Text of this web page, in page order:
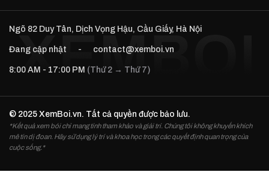
Ngõ 82 Duy Tân, Dịch Vọng Hậu, Cầu Giấy, Hà Nội
Đang cập nhật - contact@xemboi.vn
8:00 AM - 17:00 PM (Thứ 2 → Thứ 7)
© 2025 XemBoi.vn. Tất cả quyền được bảo lưu.
*Kết quả xem bói chỉ mang tính tham khảo và giải trí. Chúng tôi không khuyến khích
mê tín dị đoan. Hãy sử dụng lý trí và khoa học trong các quyết định quan trọng của
cuộc sống.*